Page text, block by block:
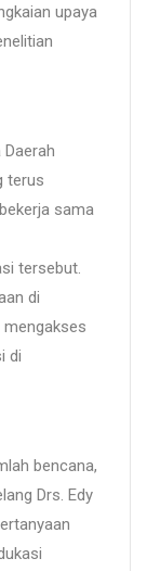
upaya
terus
sama
tersebut.
di
di
bencana,
Drs. Edy